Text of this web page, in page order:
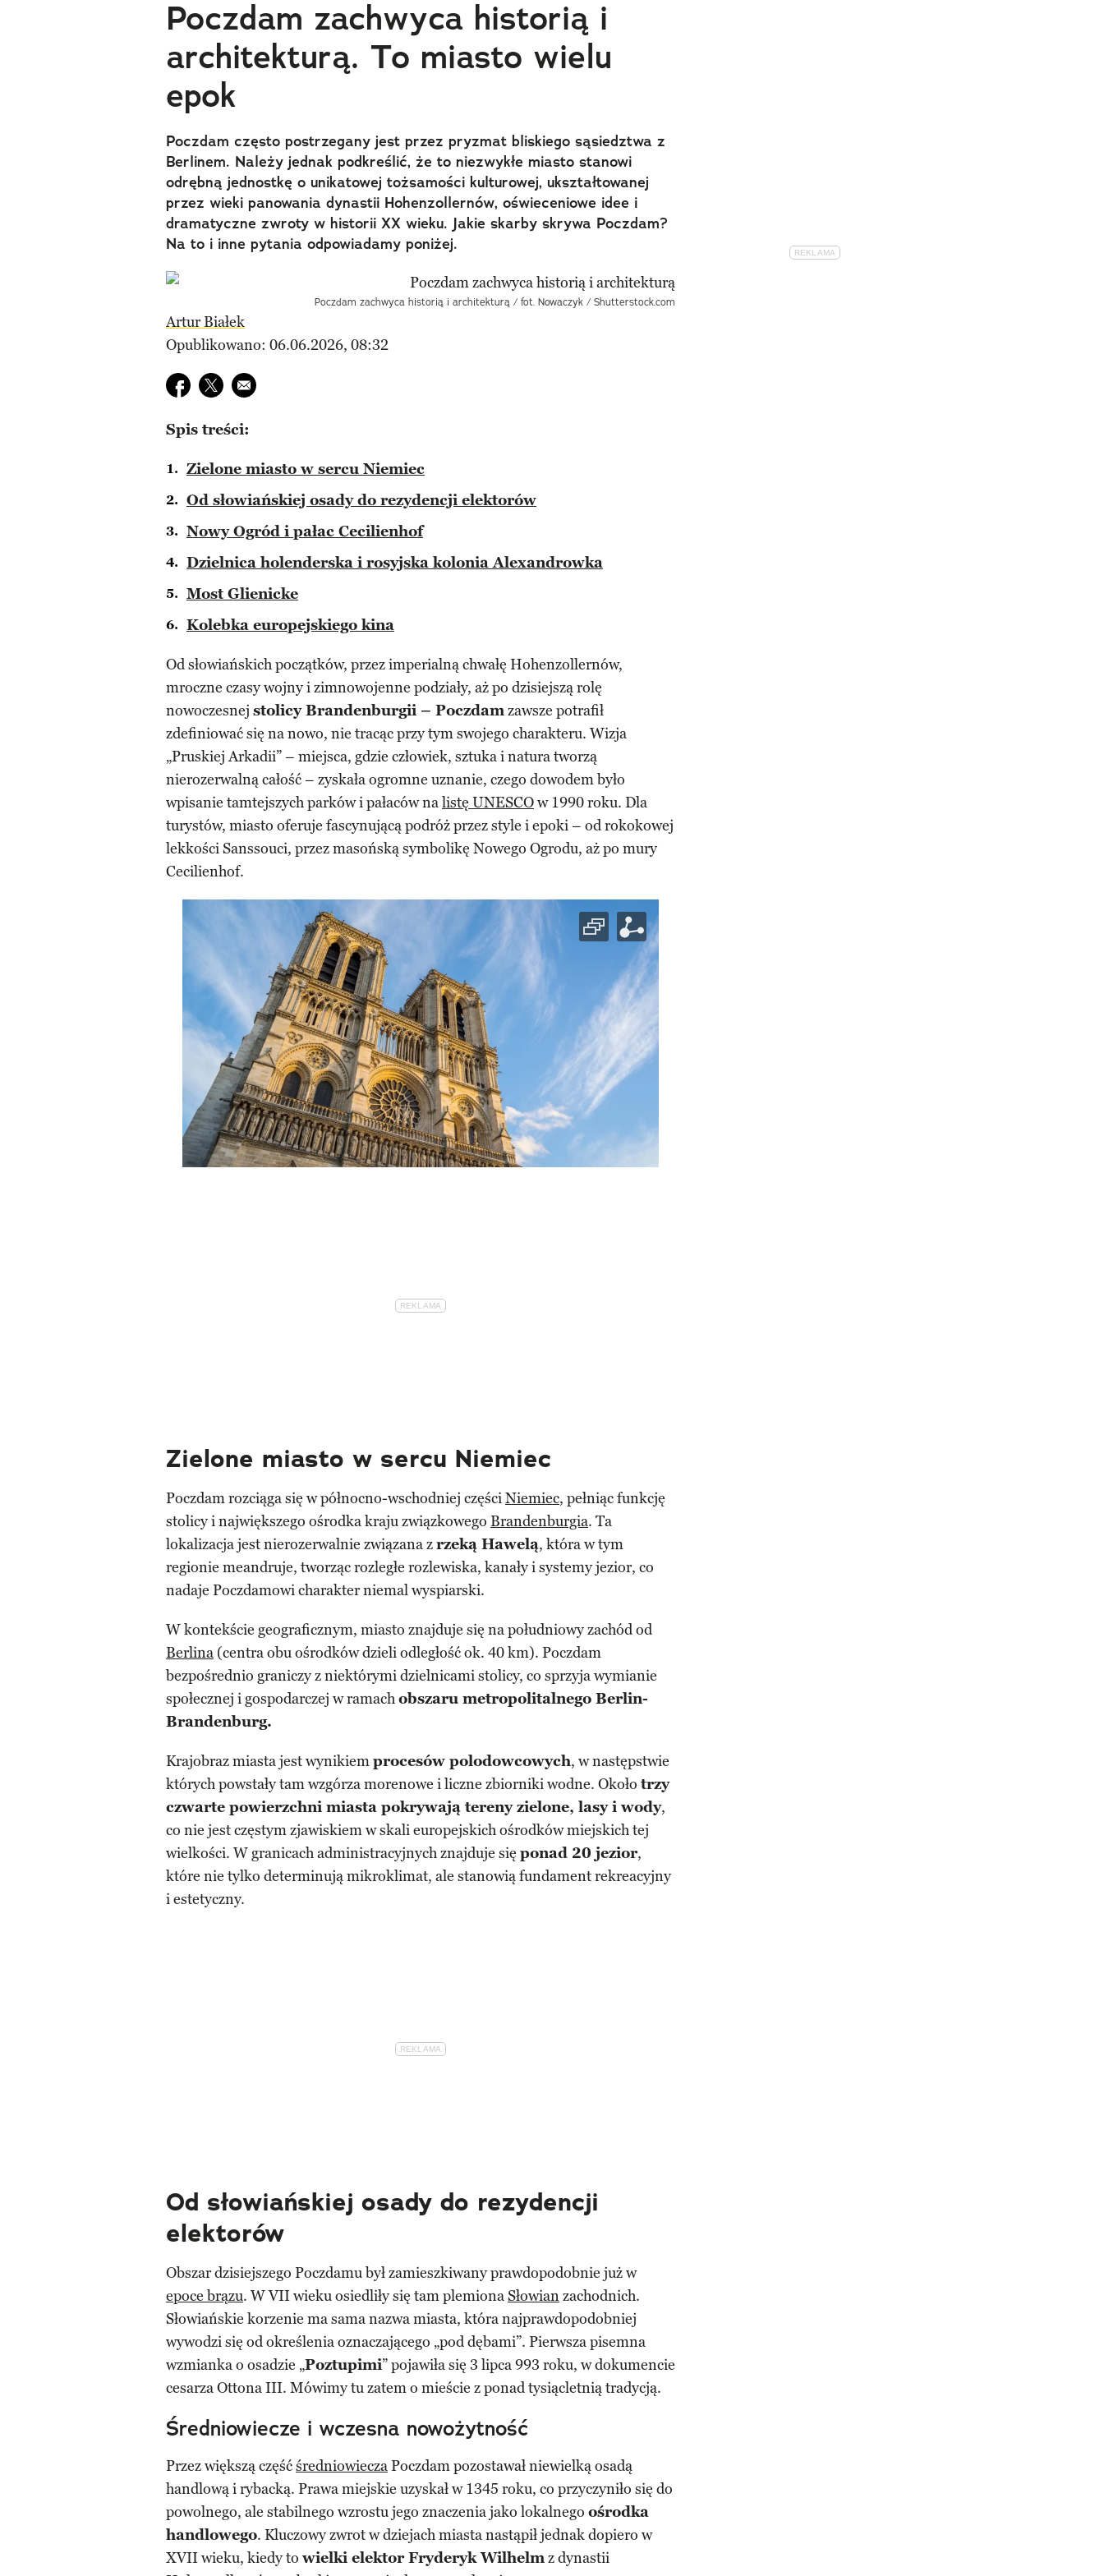
Poczdam zachwyca historią i
architekturą. To miasto wielu
epok
Poczdam często postrzegany jest przez pryzmat bliskiego sąsiedztwa z
Berlinem. Należy jednak podkreślić, że to niezwykłe miasto stanowi
odrębną jednostkę o unikatowej tożsamości kulturowej, ukształtowanej
przez wieki panowania dynastii Hohenzollernów, oświeceniowe idee i
dramatyczne zwroty w historii XX wieku. Jakie skarby skrywa Poczdam?
Na to i inne pytania odpowiadamy poniżej.
Poczdam zachwyca historią i architekturą / fot. Nowaczyk / Shutterstock.com
Artur Białek
Opublikowano: 06.06.2026, 08:32
Udostępnij na facebook
Udostępnij na twitter
E-mail do przyjaciela
Spis treści:
Zielone miasto w sercu Niemiec
Od słowiańskiej osady do rezydencji elektorów
Nowy Ogród i pałac Cecilienhof
Dzielnica holenderska i rosyjska kolonia Alexandrowka
Most Glienicke
Kolebka europejskiego kina
Od słowiańskich początków, przez imperialną chwałę Hohenzollernów,
mroczne czasy wojny i zimnowojenne podziały, aż po dzisiejszą rolę
nowoczesnej stolicy Brandenburgii – Poczdamzawsze potrafił
zdefiniować się na nowo, nie tracąc przy tym swojego charakteru. Wizja
„Pruskiej Arkadii” – miejsca, gdzie człowiek, sztuka i natura tworzą
nierozerwalną całość – zyskała ogromne uznanie, czego dowodem było
wpisanie tamtejszych parków i pałaców nalistę UNESCOw 1990 roku. Dla
turystów, miasto oferuje fascynującą podróż przez style i epoki – od rokokowej
lekkości Sanssouci, przez masońską symbolikę Nowego Ogrodu, aż po mury
Cecilienhof.
Zielone miasto w sercu Niemiec
Poczdam rozciąga się w północno-wschodniej częściNiemiec, pełniąc funkcję
stolicy i największego ośrodka kraju związkowego Brandenburgia. Ta
lokalizacja jest nierozerwalnie związana zrzeką Hawelą, która w tym
regionie meandruje, tworząc rozległe rozlewiska, kanały i systemy jezior, co
nadaje Poczdamowi charakter niemal wyspiarski.
W kontekście geograficznym, miasto znajduje się na południowy zachód od
Berlina (centra obu ośrodków dzieli odległość ok. 40 km). Poczdam
bezpośrednio graniczy z niektórymi dzielnicami stolicy, co sprzyja wymianie
społecznej i gospodarczej w ramachobszaru metropolitalnego Berlin-
Brandenburg.
Krajobraz miasta jest wynikiemprocesów polodowcowych, w następstwie
których powstały tam wzgórza morenowe i liczne zbiorniki wodne. Około trzy
czwarte powierzchni miasta pokrywają tereny zielone, lasy i wody,
co nie jest częstym zjawiskiem w skali europejskich ośrodków miejskich tej
wielkości. W granicach administracyjnych znajduje się ponad 20 jezior,
które nie tylko determinują mikroklimat, ale stanowią fundament rekreacyjny
i estetyczny.
Od słowiańskiej osady do rezydencji
elektorów
Obszar dzisiejszego Poczdamu był zamieszkiwany prawdopodobnie już w
epoce brązu. W VII wieku osiedliły się tam plemionaSłowianzachodnich.
Słowiańskie korzenie ma sama nazwa miasta, która najprawdopodobniej
wywodzi się od określenia oznaczającego „pod dębami”. Pierwsza pisemna
wzmianka o osadzie „Poztupimi” pojawiła się 3 lipca 993 roku, w dokumencie
cesarza Ottona III. Mówimy tu zatem o mieście z ponad tysiącletnią tradycją.
Średniowiecze i wczesna nowożytność
Przez większą częśćśredniowieczaPoczdam pozostawał niewielką osadą
handlową i rybacką. Prawa miejskie uzyskał w 1345 roku, co przyczyniło się do
powolnego, ale stabilnego wzrostu jego znaczenia jako lokalnego ośrodka
handlowego. Kluczowy zwrot w dziejach miasta nastąpił jednak dopiero w
XVII wieku, kiedy to wielki elektor Fryderyk Wilhelmz dynastii